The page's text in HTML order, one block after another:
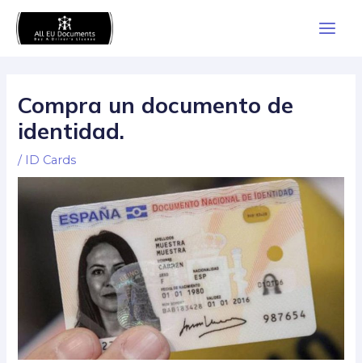
Skip
Compra un documento de
identidad.
/ ID Cards